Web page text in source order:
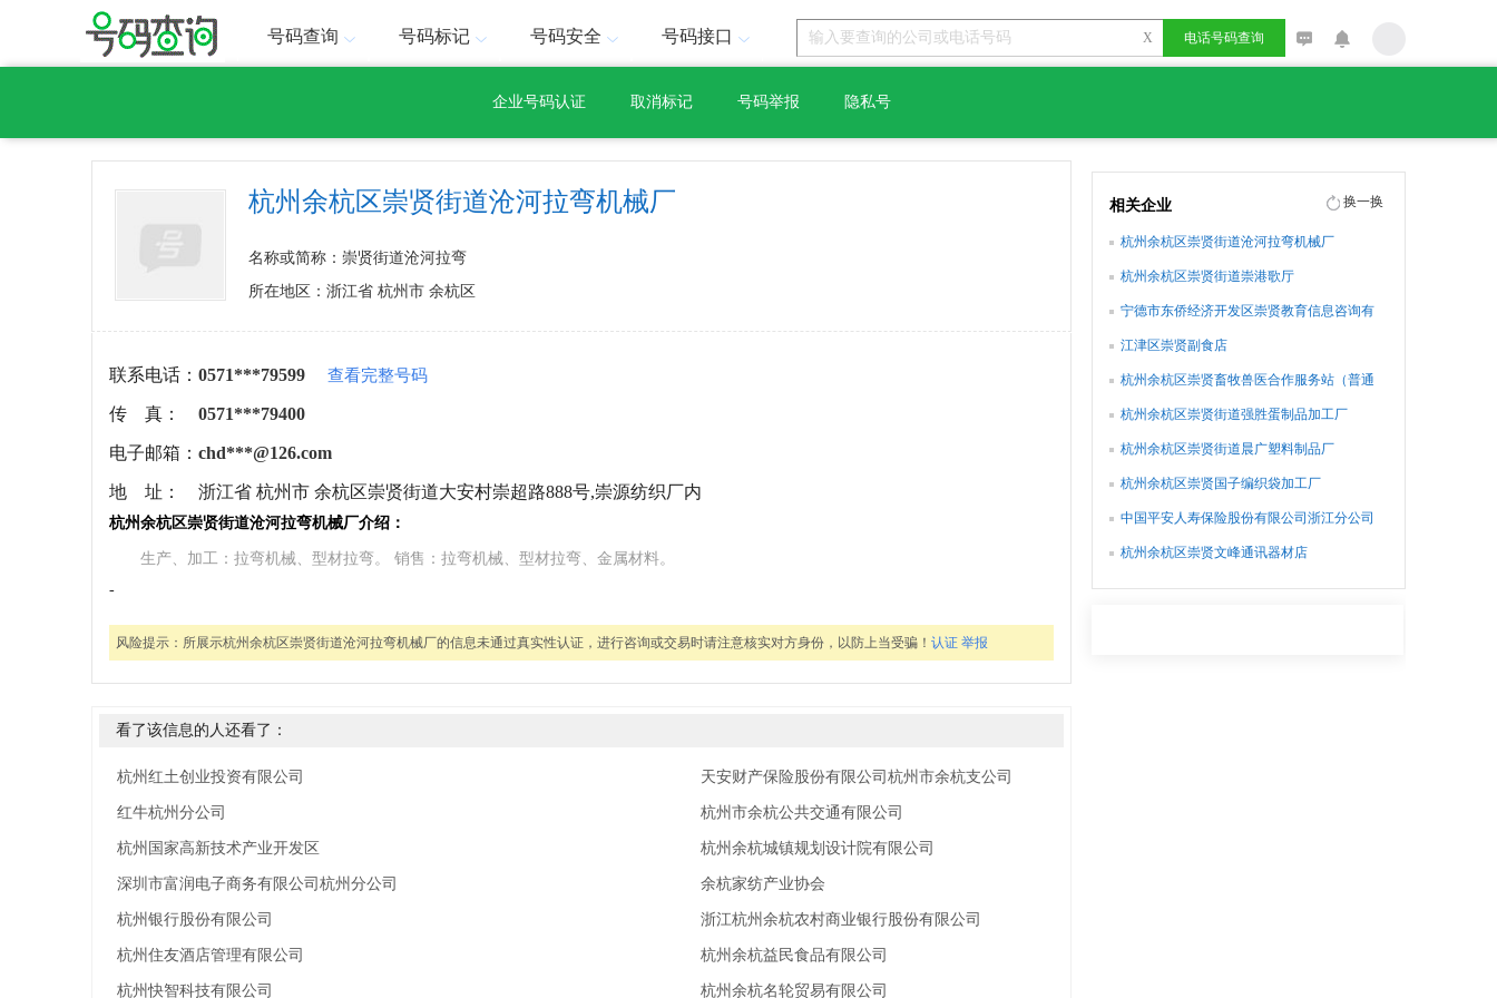
号码查询 号码标记 号码安全 号码接口 X 电话号码查询
企业号码认证 取消标记 号码举报 隐私号
杭州余杭区崇贤街道沧河拉弯机械厂
名称或简称：崇贤街道沧河拉弯
所在地区：浙江省 杭州市 余杭区
联系电话： 0571***79599 查看完整号码
传 真： 0571***79400
电子邮箱： chd***@126.com
地 址： 浙江省 杭州市 余杭区崇贤街道大安村崇超路888号,崇源纺织厂内
杭州余杭区崇贤街道沧河拉弯机械厂介绍：
生产、加工：拉弯机械、型材拉弯。 销售：拉弯机械、型材拉弯、金属材料。
-
风险提示： 所展示杭州余杭区崇贤街道沧河拉弯机械厂的信息未通过真实性认证，进行咨询或交易时请注意核实对方身份，以防上当受骗！ 认证 举报
看了该信息的人还看了：
杭州红土创业投资有限公司
红牛杭州分公司
杭州国家高新技术产业开发区
深圳市富润电子商务有限公司杭州分公司
杭州银行股份有限公司
杭州住友酒店管理有限公司
杭州快智科技有限公司
天安财产保险股份有限公司杭州市余杭支公司
杭州市余杭公共交通有限公司
杭州余杭城镇规划设计院有限公司
余杭家纺产业协会
浙江杭州余杭农村商业银行股份有限公司
杭州余杭益民食品有限公司
杭州余杭名轮贸易有限公司
相关企业 换一换
杭州余杭区崇贤街道沧河拉弯机械厂
杭州余杭区崇贤街道崇港歌厅
宁德市东侨经济开发区崇贤教育信息咨询有
江津区崇贤副食店
杭州余杭区崇贤畜牧兽医合作服务站（普通
杭州余杭区崇贤街道强胜蛋制品加工厂
杭州余杭区崇贤街道晨广塑料制品厂
杭州余杭区崇贤国子编织袋加工厂
中国平安人寿保险股份有限公司浙江分公司
杭州余杭区崇贤文峰通讯器材店